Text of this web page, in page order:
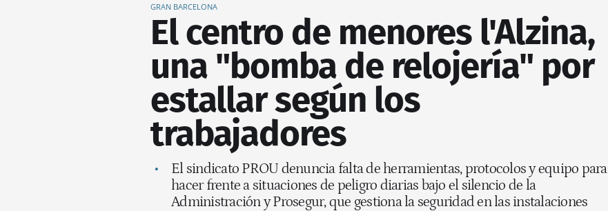
GRAN BARCELONA
El centro de menores l'Alzina,
una "bomba de relojería" por
estallar según los
trabajadores
El sindicato PROU denuncia falta de herramientas, protocolos y equipo para
hacer frente a situaciones de peligro diarias bajo el silencio de la
Administración y Prosegur, que gestiona la seguridad en las instalaciones